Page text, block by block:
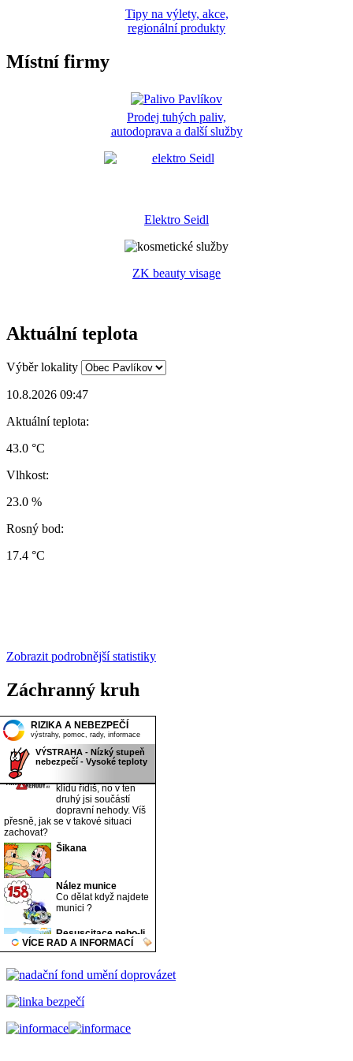
Tipy na výlety, akce,
regionální produkty
Místní firmy
Prodej tuhých paliv,
autodoprava a další služby
Elektro Seidl
ZK beauty visage
Aktuální teplota
Výběr lokality
10.8.2026 09:47
Aktuální teplota:
43.0 °C
Vlhkost:
23.0 %
Rosný bod:
17.4 °C
Zobrazit podrobnější statistiky
Záchranný kruh